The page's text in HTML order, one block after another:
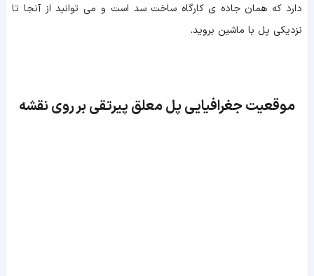
دارد که همان جاده ی کارگاه ساخت سد است و می توانید از آنجا تا
نزدیکی پل با ماشین بروید.
موقعیت جغرافیایی پل معلق پیرتقی بر روی نقشه